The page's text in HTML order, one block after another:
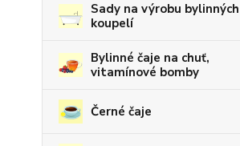
Sady na výrobu bylinných
koupelí
Bylinné čaje na chuť,
vitamínové bomby
Černé čaje